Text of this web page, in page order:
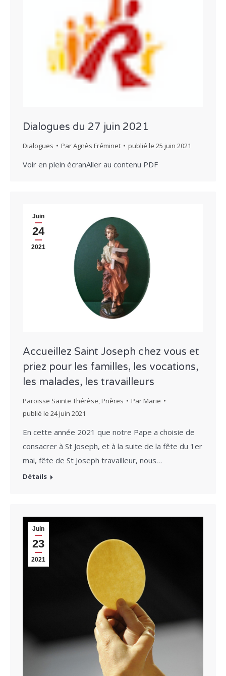
Dialogues du 27 juin 2021
Dialogues ParAgnès Fréminet publié le 25 juin 2021
Voir en plein écranAller au contenu PDF
Juin
24
2021
Accueillez Saint Joseph chez vous et
priez pour les familles, les vocations,
les malades, les travailleurs
Paroisse Sainte Thérèse,Prières ParMarie
publié le 24 juin 2021
En cette année 2021 que notre Pape a choisie de
consacrer à St Joseph, et à la suite de la fête du 1er
mai, fête de St Joseph travailleur, nous…
Détails
Juin
23
2021